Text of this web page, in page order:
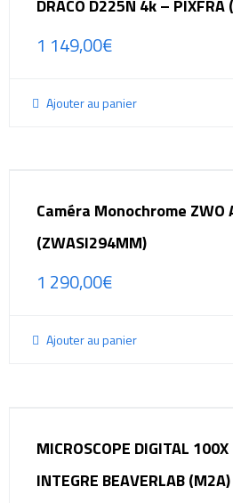
DRACO D225N 4k – PIXFRA
1 149,00€
Ajouter au panier
Caméra Monochrome ZWO
(ZWASI294MM)
1 290,00€
Ajouter au panier
MICROSCOPE DIGITAL
INTEGRE BEAVERLAB (M2A)